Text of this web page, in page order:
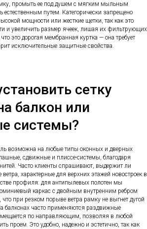
промыть ее под душем с мягким мыльным
естественным путем. Категорически запрещено
мощности или жесткие щетки, так как это
и увеличить размер ячеек, лишая их фильтрующих
это дорогая мембранная куртка — она требует
исключительные защитные свойства.
сетку
балкон или
системы?
возможна на любые типы оконных и дверных
сдвижные и плиссе-системы, благодаря
Часто клиенты спрашивают, выдержит ли
характерные для верхних этажей новостроек в
профиля: для антипылевых полотен мы
каркас с двойным внутренним ребром
что при резком порыве ветра рамку не выгнет дугой
балконах часто применяются раздвижные
по направляющим, позволяя в любой
проем. Это удобно, надежно и эстетично, так как